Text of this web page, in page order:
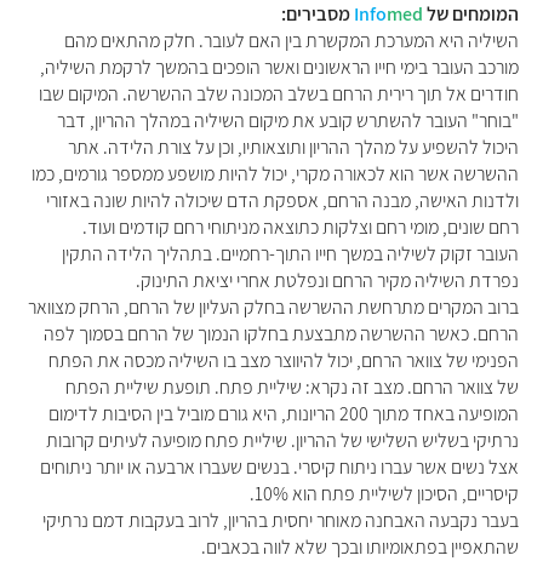
המומחים של Infomed
מסבירים:
השיליה היא המערכת המקשרת בין האם לעובר. חלק מהתאים מהם
מורכב העובר בימי חייו הראשונים ואשר הופכים בהמשך לרקמת השיליה,
חודרים אל תוך רירית הרחם בשלב המכונה שלב ההשרשה. המיקום שבו
"בוחר" העובר להשתרש קובע את מיקום השיליה במהלך ההריון, דבר
היכול להשפיע על מהלך ההריון ותוצאותיו, וכן על צורת הלידה. אתר
ההשרשה אשר הוא לכאורה מקרי, יכול להיות מושפע ממספר גורמים, כמו
ולדנות האישה, מבנה הרחם, אספקת הדם שיכולה להיות שונה באזורי
רחם שונים, מומי רחם וצלקות כתוצאה מניתוחי רחם קודמים ועוד.
העובר זקוק לשיליה במשך חייו התוך-רחמיים. בתהליך הלידה התקין
נפרדת השיליה מקיר הרחם ונפלטת אחרי יציאת התינוק.
ברוב המקרים מתרחשת ההשרשה בחלק העליון של הרחם, הרחק מצוואר
הרחם. כאשר ההשרשה מתבצעת בחלקו הנמוך של הרחם בסמוך לפה
הפנימי של צוואר הרחם, יכול להיווצר מצב בו השיליה מכסה את הפתח
של צוואר הרחם. מצב זה נקרא: שיליית פתח. תופעת שיליית הפתח
המופיעה באחד מתוך 200 הריונות, היא גורם מוביל בין הסיבות לדימום
נרתיקי בשליש השלישי של ההריון. שיליית פתח מופיעה לעיתים קרובות
אצל נשים אשר עברו ניתוח קיסרי. בנשים שעברו ארבעה או יותר ניתוחים
קיסריים, הסיכון לשיליית פתח הוא 10%.
בעבר נקבעה האבחנה מאוחר יחסית בהריון, לרוב בעקבות דמם נרתיקי
שהתאפיין בפתאומיותו ובכך שלא לווה בכאבים.